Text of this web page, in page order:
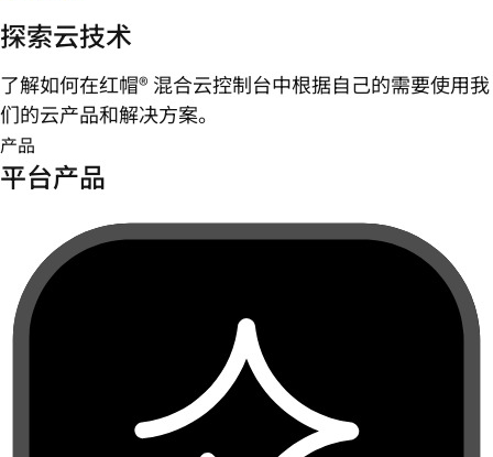
探索云技术
了解如何在红帽® 混合云控制台中根据自己的需要使用我
们的云产品和解决方案。
产品
平台产品